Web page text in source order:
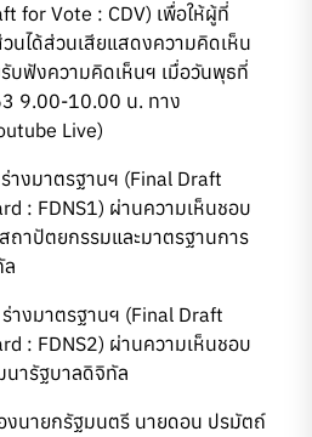
for Vote : CDV) เพื่อให้ผู้ที่
นได้ส่วนเสียแสดงความคิดเห็น
บฟังความคิดเห็นฯ เมื่อวันพุธที่
9.00-10.00 น. ทาง
Live)
างมาตรฐานฯ (Final Draft
: FDNS1) ผ่านความเห็นชอบ
าปัตยกรรมและมาตรฐานการ
างมาตรฐานฯ (Final Draft
: FDNS2) ผ่านความเห็นชอบ
ารัฐบาลดิจิทัล
งนายกรัฐมนตรี นายดอน ปรมัตถ์